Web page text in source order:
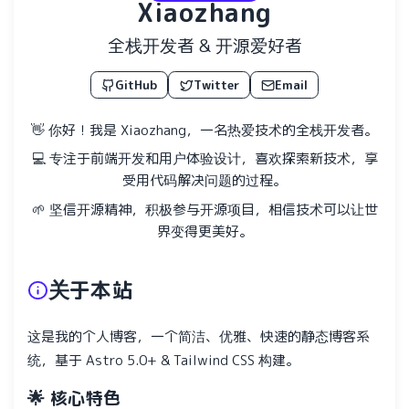
Xiaozhang
全栈开发者 & 开源爱好者
GitHub Twitter Email
👋 你好！我是 Xiaozhang，一名热爱技术的全栈开发者。
💻 专注于前端开发和用户体验设计，喜欢探索新技术，享
受用代码解决问题的过程。
🌱 坚信开源精神，积极参与开源项目，相信技术可以让世
界变得更美好。
关于本站
这是我的个人博客，一个简洁、优雅、快速的静态博客系
统，基于 Astro 5.0+ & Tailwind CSS 构建。
🌟 核心特色